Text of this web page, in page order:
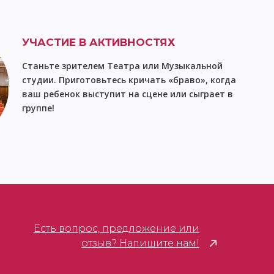
УЧАСТИЕ В АКТИВНОСТЯХ
Станьте зрителем Театра или Музыкальной
студии. Приготовьтесь кричать «браво», когда
ваш ребенок выступит на сцене или сыграет в
группе!
Есть вопрос, предложение или
отзыв? Напишите нам!